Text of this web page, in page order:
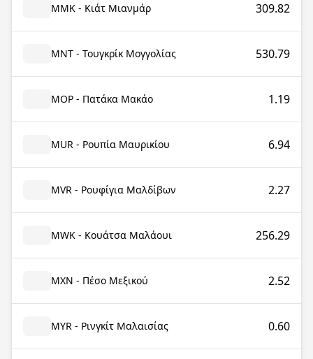
MMK - Κιάτ Μιανμάρ 309.82
MNT - Τουγκρίκ Μογγολίας 530.79
MOP - Πατάκα Μακάο 1.19
MUR - Ρουπία Μαυρικίου 6.94
MVR - Ρουφίγια Μαλδίβων 2.27
MWK - Κουάτσα Μαλάουι 256.29
MXN - Πέσο Μεξικού 2.52
MYR - Ρινγκίτ Μαλαισίας 0.60